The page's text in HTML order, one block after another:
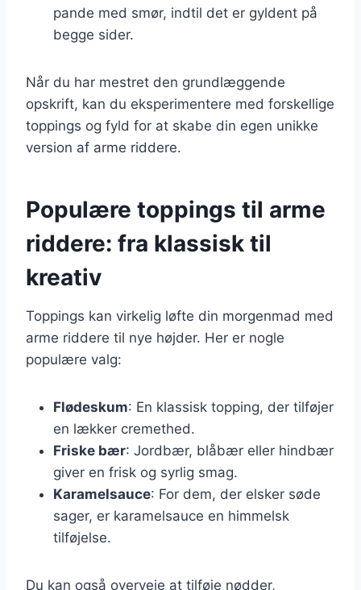
pande med smør, indtil det er gyldent på
begge sider.
Når du har mestret den grundlæggende
opskrift, kan du eksperimentere med forskellige
toppings og fyld for at skabe din egen unikke
version af arme riddere.
Populære toppings til arme
riddere: fra klassisk til
kreativ
Toppings kan virkelig løfte din morgenmad med
arme riddere til nye højder. Her er nogle
populære valg:
Flødeskum: En klassisk topping, der tilføjer
en lækker cremethed.
Friske bær: Jordbær, blåbær eller hindbær
giver en frisk og syrlig smag.
Karamelsauce: For dem, der elsker søde
sager, er karamelsauce en himmelsk
tilføjelse.
Du kan også overveje at tilføje nødder,